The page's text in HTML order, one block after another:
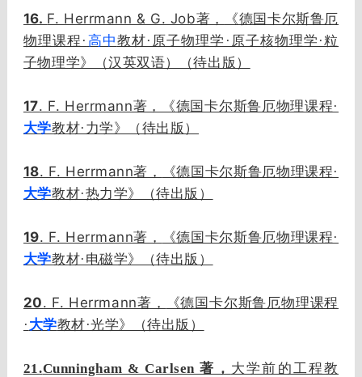
16. F. Herrmann & G. Job著，
《德国卡尔斯鲁厄
物理课程· 高中教材·原子物理学·原子核物理学·粒
子物理学》（汉英双语）（待出版）
17. F. Herrmann著，
《德国卡尔斯鲁厄物理课程·
大学教材·力学》（待出版）
18. F. Herrmann著，
《德国卡尔斯鲁厄物理课程·
大学教材·热力学》（待出版）
19. F. Herrmann著，
《德国卡尔斯鲁厄物理课程·
大学教材·电磁学》（待出版）
20. F. Herrmann著，
《德国卡尔斯鲁厄物理课程
· 大学教材·光学》（待出版）
21.Cunningham & Carlsen 著， 大学前的工程教